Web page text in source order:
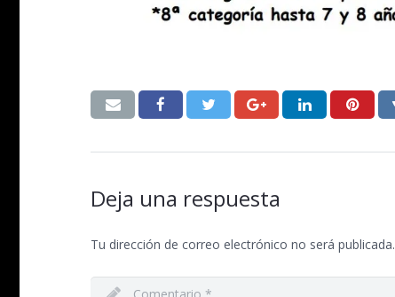
Deja una respuesta
Tu dirección de correo electrónico no será publicada.